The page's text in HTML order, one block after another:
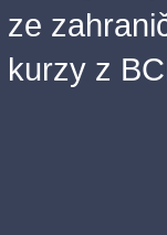
ze
kurzy z